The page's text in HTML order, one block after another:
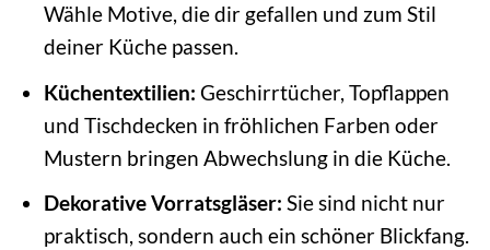
Wähle Motive, die dir gefallen und zum Stil
deiner Küche passen.
Küchentextilien: Geschirrtücher, Topflappen
und Tischdecken in fröhlichen Farben oder
Mustern bringen Abwechslung in die Küche.
Dekorative Vorratsgläser: Sie sind nicht nur
praktisch, sondern auch ein schöner Blickfang.